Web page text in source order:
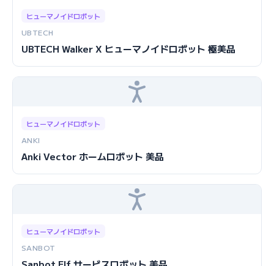
ヒューマノイドロボット
UBTECH
UBTECH Walker X ヒューマノイドロボット 極美品
ヒューマノイドロボット
ANKI
Anki Vector ホームロボット 美品
ヒューマノイドロボット
SANBOT